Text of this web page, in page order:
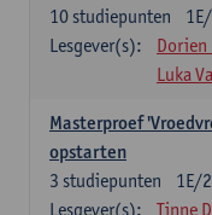
10studiepunten
Lesgever(s):
Dorien
Luka
Masterproef
opstarten
1E/
3 studiepunten
Lesgever(s):
Tinne